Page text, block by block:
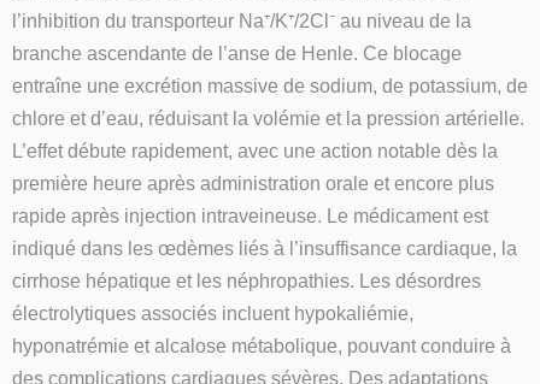
l’inhibition du transporteur Na⁺/K⁺/2Cl⁻ au niveau de la
branche ascendante de l’anse de Henle. Ce blocage
entraîne une excrétion massive de sodium, de potassium, de
chlore et d’eau, réduisant la volémie et la pression artérielle.
L’effet débute rapidement, avec une action notable dès la
première heure après administration orale et encore plus
rapide après injection intraveineuse. Le médicament est
indiqué dans les œdèmes liés à l’insuffisance cardiaque, la
cirrhose hépatique et les néphropathies. Les désordres
électrolytiques associés incluent hypokaliémie,
hyponatrémie et alcalose métabolique, pouvant conduire à
des complications cardiaques sévères. Des adaptations